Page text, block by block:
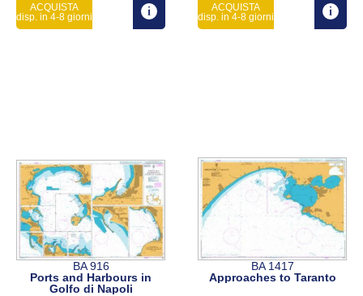
ACQUISTA
disp. in 4-8 giorni
ACQUISTA
disp. in 4-8 giorni
BA 916
Ports and Harbours in
Golfo di Napoli
BA 1417
Approaches to Taranto